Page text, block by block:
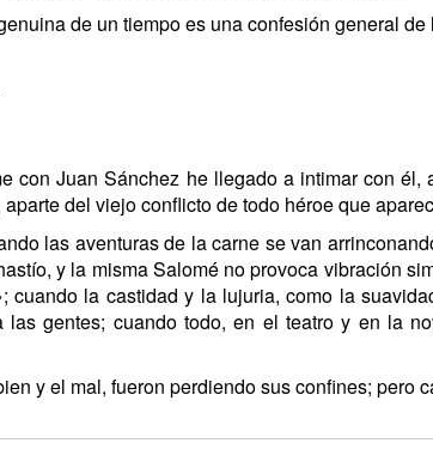
de un tiempo es una confesión general
con Juan Sánchez he llegado a intimar con
del viejo conflicto de todo héroe que
las aventuras de la carne se van
y la misma Salomé no provoca vibración
cuando la castidad y la lujuria, como la
las gentes; cuando todo, en el teatro y en la
y el mal, fueron perdiendo sus confines; pero